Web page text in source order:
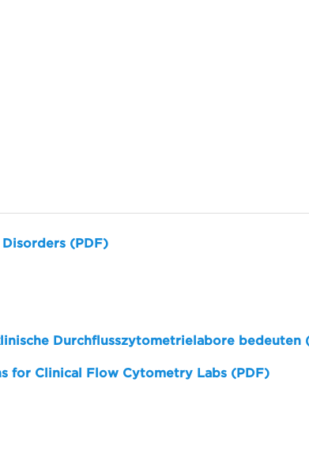
(PDF)
Durchflusszytometrielabore bedeuten
for Clinical Flow Cytometry Labs (PDF)